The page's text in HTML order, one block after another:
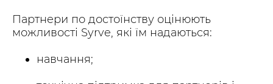
Партнери по достоїнству оцінюють
можливості Syrve, які їм надаються:
навчання;